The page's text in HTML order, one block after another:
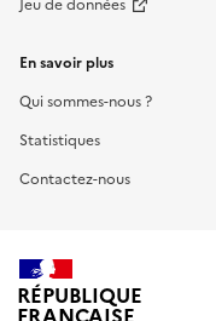
Jeu de données
En savoir plus
Qui sommes-nous ?
Statistiques
Contactez-nous
RÉPUBLIQUE